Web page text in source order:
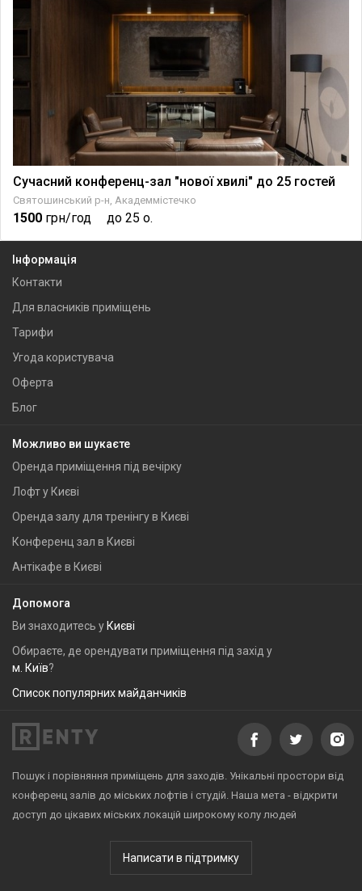
Сучасний конференц-зал "нової хвилі" до 25 гостей
Святошинський р-н, Академмістечко
1500 грн/год до 25 о.
Інформація
Контакти
Для власників приміщень
Тарифи
Угода користувача
Оферта
Блог
Можливо ви шукаєте
Оренда приміщення під вечірку
Лофт у Києві
Оренда залу для тренінгу в Києві
Конференц зал в Києві
Антікафе в Києві
Допомога
Ви знаходитесь у Києві
Обираєте, де орендувати приміщення під захід у
м. Київ?
Список популярних майданчиків
Пошук і порівняння приміщень для заходів. Унікальні простори від
конференц залів до міських лофтів і студій. Наша мета - відкрити
доступ до цікавих міських локацій широкому колу людей
Написати в підтримку